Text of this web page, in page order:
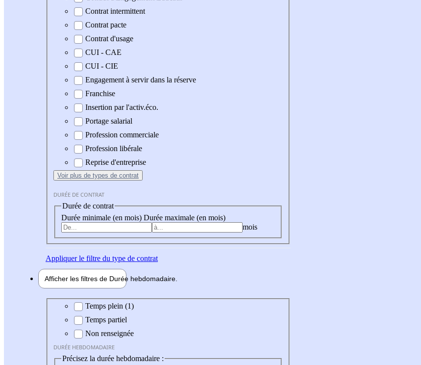
Contrat intermittent
Contrat pacte
Contrat d'usage
CUI - CAE
CUI - CIE
Engagement à servir dans la réserve
Franchise
Insertion par l'activ.éco.
Portage salarial
Profession commerciale
Profession libérale
Reprise d'entreprise
Voir plus de types de contrat
DURÉE DE CONTRAT
Durée de contrat
Durée minimale (en mois) Durée maximale (en mois)
mois
Appliquerle filtre du type de contrat
Afficher les filtres de Durée hebdomadaire
Durée hebdomadaire
Temps plein (1)
Temps partiel
Non renseignée
DURÉE HEBDOMADAIRE
Précisez la durée hebdomadaire :